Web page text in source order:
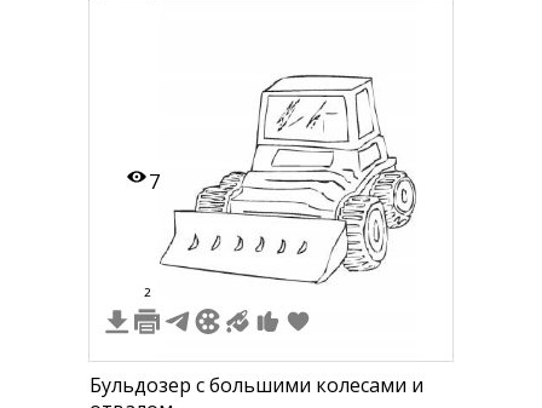
7
2
Бульдозер с большими колесами и